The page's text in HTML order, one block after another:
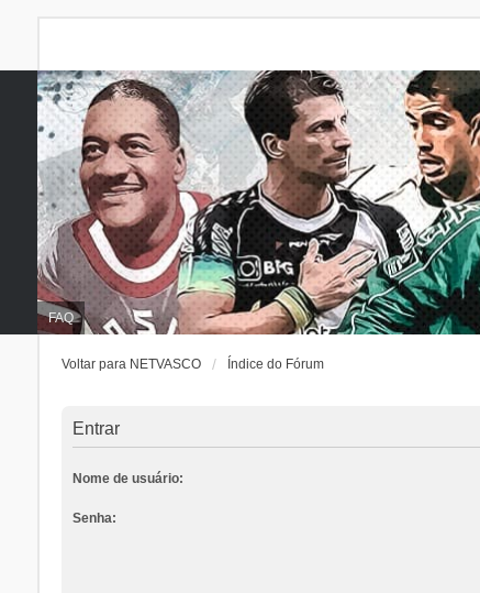
FAQ
Voltar para NETVASCO Índice do Fórum
Entrar
Nome de usuário:
Senha: